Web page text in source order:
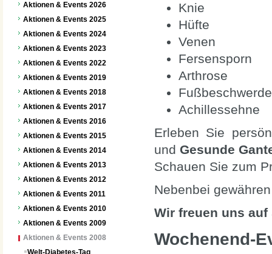
Knie
Hüfte
Venen
Fersensporn
Arthrose
Achillessehne
Erleben Sie
und Gesunde
Schauen Sie zum
Nebenbei
Wir freuen uns auf
Wochenend-
Aktionen & Events 2026
Aktionen & Events 2025
Aktionen & Events 2024
Aktionen & Events 2023
Aktionen & Events 2022
Aktionen & Events 2019
Aktionen & Events 2018
Aktionen & Events 2017
Aktionen & Events 2016
Aktionen & Events 2015
Aktionen & Events 2014
Aktionen & Events 2013
Aktionen & Events 2012
Aktionen & Events 2011
Aktionen & Events 2010
Aktionen & Events 2009
Aktionen & Events 2008
Welt-Diabetes-Tag